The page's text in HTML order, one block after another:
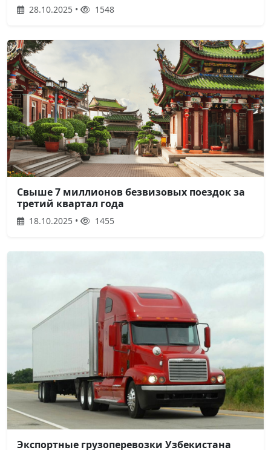
28.10.2025 • 1548
Свыше 7 миллионов безвизовых поездок за
третий квартал года
18.10.2025 • 1455
Экспортные грузоперевозки Узбекистана